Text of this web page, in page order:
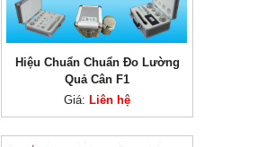
Hiệu Chuẩn Chuẩn Đo Lường
Quả Cân F1
Giá: Liên hệ